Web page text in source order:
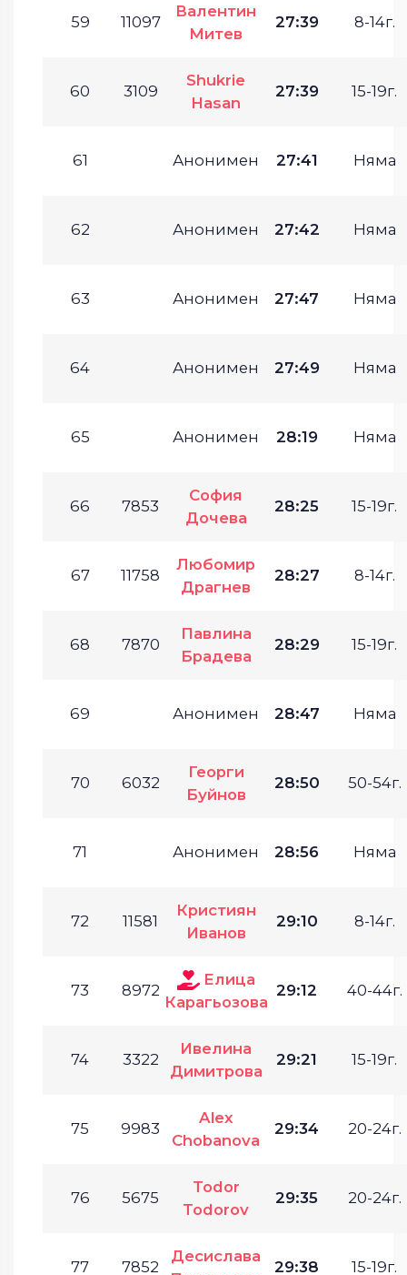
59 11097
Валентин
Митев
27:39 8-14г.
60 3109
Shukrie
Hasan
27:39 15-19г.
61 Анонимен 27:41 Няма
62 Анонимен 27:42 Няма
63 Анонимен 27:47 Няма
64 Анонимен 27:49 Няма
65 Анонимен 28:19 Няма
66 7853
София
Дочева
28:25 15-19г.
67 11758
Любомир
Драгнев
28:27 8-14г.
68 7870
Павлина
Брадева
28:29 15-19г.
69 Анонимен 28:47 Няма
70 6032
Георги
Буйнов
28:50 50-54г.
71 Анонимен 28:56 Няма
72 11581
Кристиян
Иванов
29:10 8-14г.
73 8972
Елица
Карагьозова
29:12 40-44г.
74 3322
Ивелина
Димитрова
29:21 15-19г.
75 9983
Alex
Chobanova
29:34 20-24г.
76 5675
Todor
Todorov
29:35 20-24г.
77 7852
Десислава
29:38 15-19г.